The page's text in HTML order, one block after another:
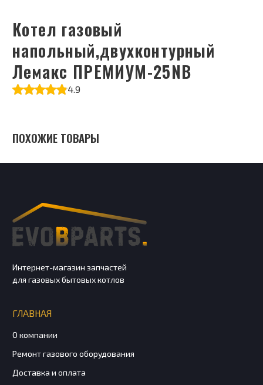
Котел газовый
напольный,двухконтурный
Лемакс ПРЕМИУМ-25NB
4.9
ПОХОЖИЕ ТОВАРЫ
Интернет-магазин запчастей
для газовых бытовых котлов
ГЛАВНАЯ
О компании
Ремонт газового оборудования
Доставка и оплата